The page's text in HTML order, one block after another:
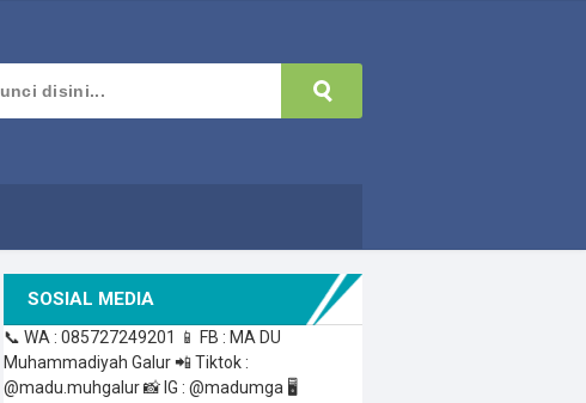
SOSIAL MEDIA
📞 WA : 085727249201 📱 FB : MA DU
Muhammadiyah Galur 📲 Tiktok :
@madu.muhgalur 📸 IG : @madumga 🖥